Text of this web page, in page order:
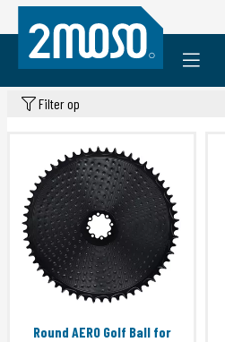
Filter op
Round AERO Golf Ball for